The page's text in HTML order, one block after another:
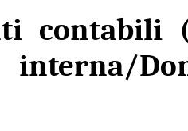
contabili
interna/